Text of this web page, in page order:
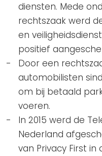
diensten. Mede
rechtszaak werd
en
positief
Door een
automobilisten
om bij betaald
voeren.
In 2015 werd de
Nederland
van Privacy First